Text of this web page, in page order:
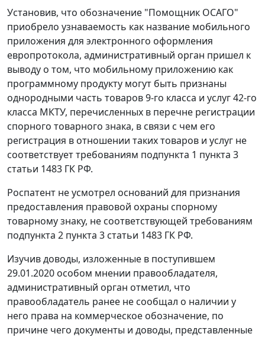
Установив, что обозначение "Помощник ОСАГО"
приобрело узнаваемость как название мобильного
приложения для электронного оформления
европротокола, административный орган пришел к
выводу о том, что мобильному приложению как
программному продукту могут быть признаны
однородными часть товаров 9-го класса и услуг 42-го
класса МКТУ, перечисленных в перечне регистрации
спорного товарного знака, в связи с чем его
регистрация в отношении таких товаров и услуг не
соответствует требованиям подпункта 1 пункта 3
статьи 1483 ГК РФ.
Роспатент не усмотрел оснований для признания
предоставления правовой охраны спорному
товарному знаку, не соответствующей требованиям
подпункта 2 пункта 3 статьи 1483 ГК РФ.
Изучив доводы, изложенные в поступившем
29.01.2020 особом мнении правообладателя,
административный орган отметил, что
правообладатель ранее не сообщал о наличии у
него права на коммерческое обозначение, по
причине чего документы и доводы, представленные